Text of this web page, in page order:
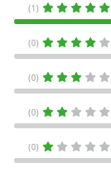
(1)
(0)
(0)
(0)
(0)